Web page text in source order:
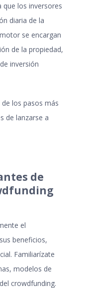
que los inversores
diaria de la
se encargan
de la propiedad,
inversión
los pasos más
de lanzarse a
de
el
beneficios,
Familiarízate
modelos de
crowdfunding.